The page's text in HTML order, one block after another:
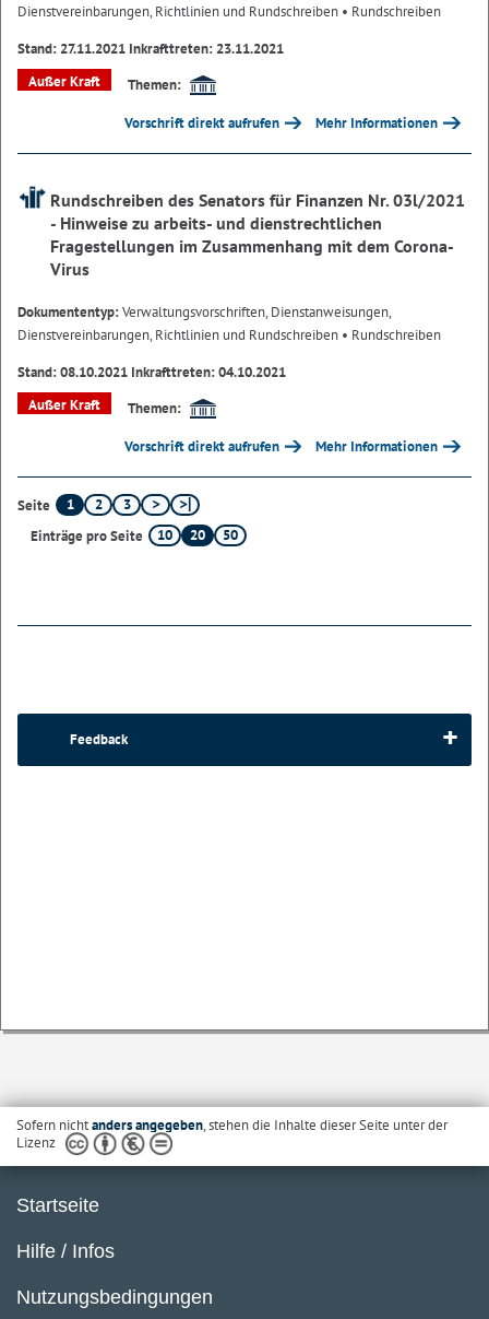
Dienstvereinbarungen, Richtlinien und Rundschreiben • Rundschreiben
Stand: 27.11.2021 Inkrafttreten: 23.11.2021
Außer Kraft
Themen:
Vorschrift direkt aufrufen Mehr Informationen
Rundschreiben des Senators für Finanzen Nr. 03l/2021
- Hinweise zu arbeits- und dienstrechtlichen
Fragestellungen im Zusammenhang mit dem Corona-
Virus
Dokumententyp:Verwaltungsvorschriften, Dienstanweisungen,
Dienstvereinbarungen, Richtlinien und Rundschreiben • Rundschreiben
Stand: 08.10.2021 Inkrafttreten: 04.10.2021
Außer Kraft
Themen:
Vorschrift direkt aufrufen Mehr Informationen
Seite 1 2
3
Einträge pro Seite
10 20 50
Feedback
Sofern nichtanders angegeben, stehen die Inhalte dieser Seite unter der
Lizenz
Startseite
Hilfe / Infos
Nutzungsbedingungen